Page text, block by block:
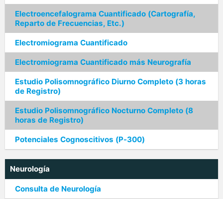
Electroencefalograma Cuantificado (Cartografía,
Reparto de Frecuencias, Etc.)
Electromiograma Cuantificado
Electromiograma Cuantificado más Neurografía
Estudio Polisomnográfico Diurno Completo (3 horas
de Registro)
Estudio Polisomnográfico Nocturno Completo (8
horas de Registro)
Potenciales Cognoscitivos (P-300)
Neurología
Consulta de Neurología